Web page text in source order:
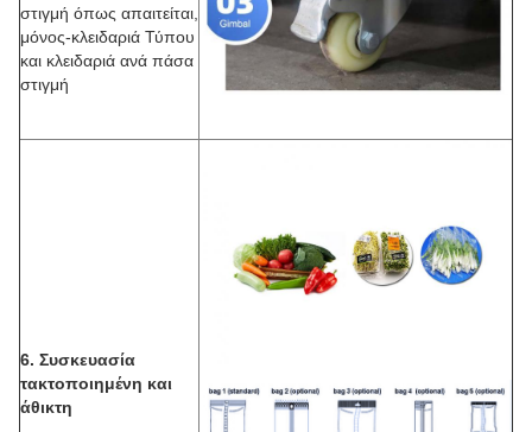
στιγμή όπως απαιτείται,
μόνος-κλειδαριά Τύπου
και κλειδαριά ανά πάσα
στιγμή
6. Συσκευασία
τακτοποιημένη και
άθικτη